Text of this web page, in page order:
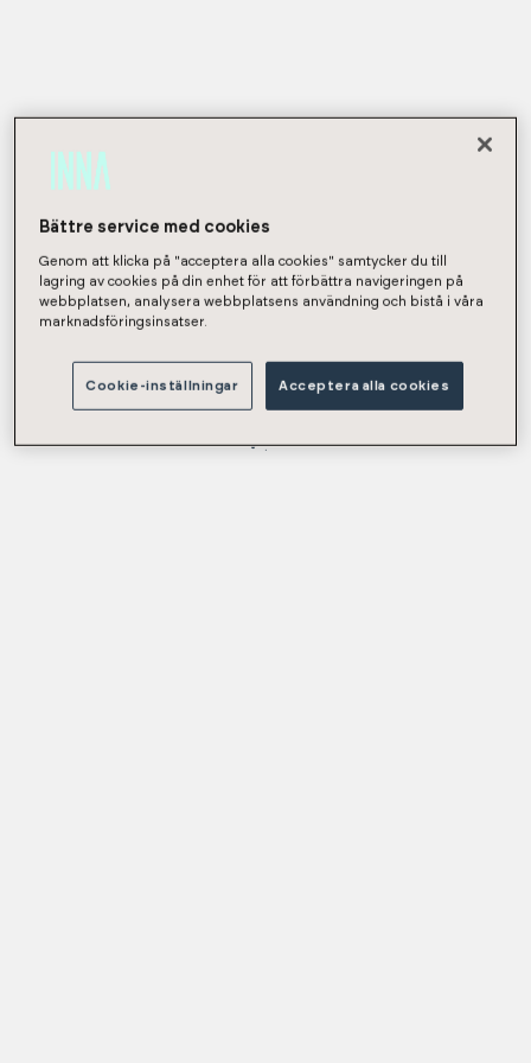
Bättre service med cookies
Genom att klicka på "acceptera alla cookies" samtycker du till
lagring av cookies på din enhet för att förbättra navigeringen på
webbplatsen, analysera webbplatsens användning och bistå i våra
marknadsföringsinsatser.
Cookie-inställningar Acceptera alla cookies